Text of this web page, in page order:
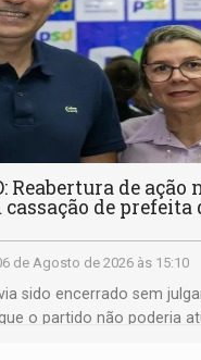
Reabertura de ação
de prefeita
de Agosto de 2026 às 15:10
sido encerrado sem
o partido não poderia